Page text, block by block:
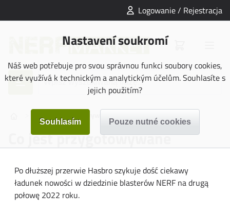
Logowanie / Rejestracja
Nastavení soukromí
Náš web potřebuje pro svou správnou funkci soubory cookies,
které využívá k technickým a analytickým účelům. Souhlasíte s
jejich použitím?
Co jest przygotowywane
Co jest przygotowywane
Po dłuższej przerwie Hasbro szykuje dość ciekawy
ładunek nowości w dziedzinie blasterów NERF na drugą
połowę 2022 roku.